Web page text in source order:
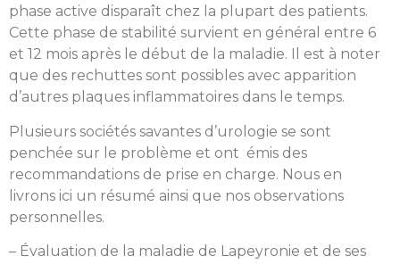
phase active disparaît chez la plupart des patients.
Cette phase de stabilité survient en général entre 6
et 12 mois après le début de la maladie. Il est à noter
que des rechuttes sont possibles avec apparition
d’autres plaques inflammatoires dans le temps.
Plusieurs sociétés savantes d’urologie se sont
penchée sur le problème et ont émis des
recommandations de prise en charge. Nous en
livrons ici un résumé ainsi que nos observations
personnelles.
– Évaluation de la maladie de Lapeyronie et de ses